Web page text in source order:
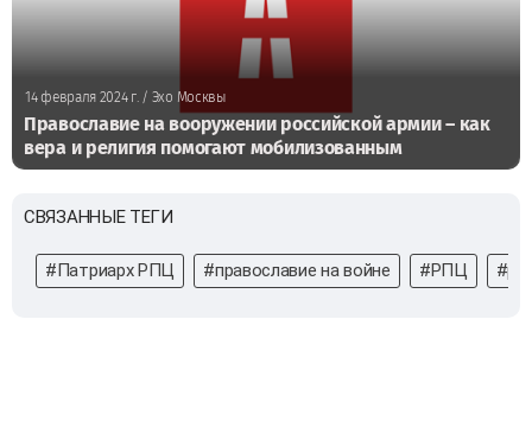
14 февраля 2024 г./ Эхо Москвы
Православие на вооружении российской армии – как
вера и религия помогают мобилизованным
СВЯЗАННЫЕ ТЕГИ
#Патриарх РПЦ #православие на войне #РПЦ